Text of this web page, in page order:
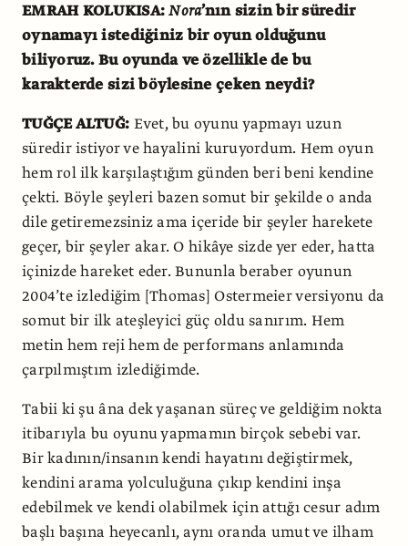
EMRAH KOLUKISA:Nora’nın sizin bir süredir
oynamayı istediğiniz bir oyun olduğunu
biliyoruz. Bu oyunda ve özellikle de bu
karakterde sizi böylesine çeken neydi?
TUĞÇE ALTUĞ: Evet, bu oyunu yapmayı uzun
süredir istiyor ve hayalini kuruyordum. Hem oyun
hem rol ilk karşılaştığım günden beri beni kendine
çekti. Böyle şeyleri bazen somut bir şekilde o anda
dile getiremezsiniz ama içeride bir şeyler harekete
geçer, bir şeyler akar. O hikâye sizde yer eder, hatta
içinizde hareket eder. Bununla beraber oyunun
2004’te izlediğim [Thomas] Ostermeier versiyonu da
somut bir ilk ateşleyici güç oldu sanırım. Hem
metin hem reji hem de performans anlamında
çarpılmıştım izlediğimde.
Tabii ki şu âna dek yaşanan süreç ve geldiğim nokta
itibarıyla bu oyunu yapmamın birçok sebebi var.
Bir kadının/insanın kendi hayatını değiştirmek,
kendini arama yolculuğuna çıkıp kendini inşa
edebilmek ve kendi olabilmek için attığı cesur adım
başlı başına heyecanlı, aynı oranda umut ve ilham